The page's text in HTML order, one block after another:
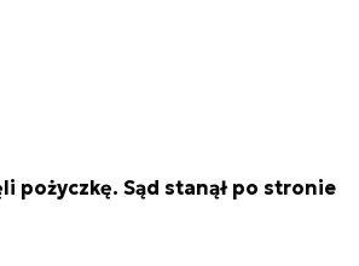
pożyczkę. Sąd stanął po stronie